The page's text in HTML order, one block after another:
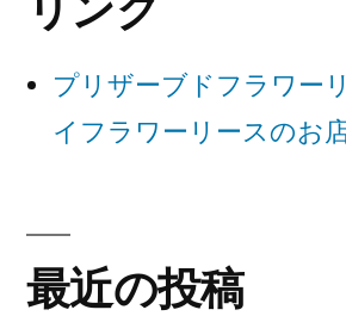
シ
ョ
プリザーブドフラワー
イフラワーリースのお
最近の投稿